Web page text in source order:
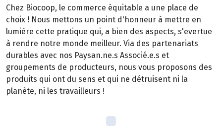
Chez Biocoop, le commerce équitable a une place de
choix ! Nous mettons un point d'honneur à mettre en
lumière cette pratique qui, a bien des aspects, s'evertue
à rendre notre monde meilleur. Via des partenariats
durables avec nos Paysan.ne.s Associé.e.s et
groupements de producteurs, nous vous proposons des
produits qui ont du sens et qui ne détruisent ni la
planète, ni les travailleurs !